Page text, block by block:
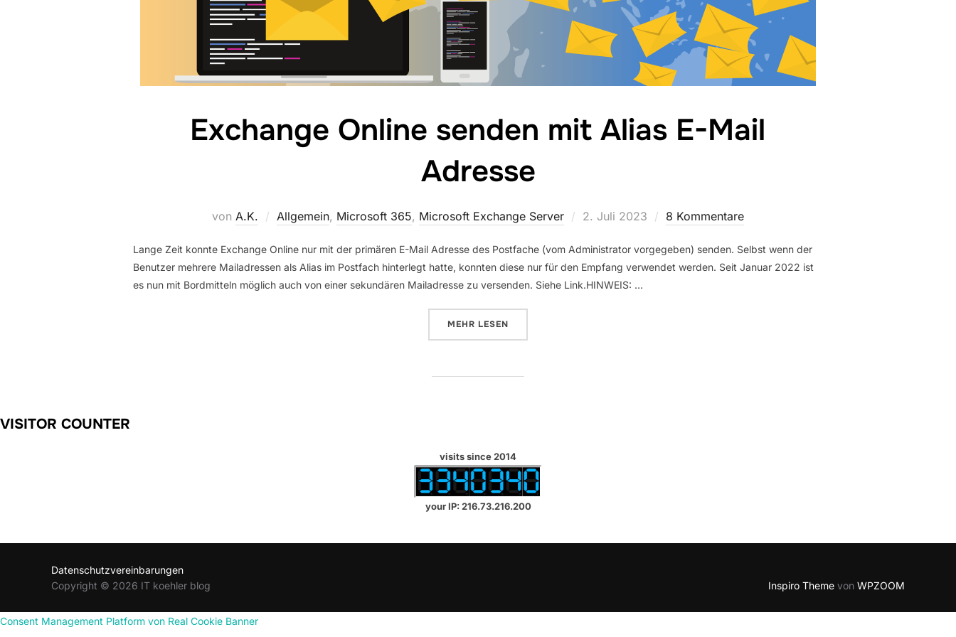
Exchange Online senden mit Alias E-Mail
Adresse
von A.K. Allgemein, Microsoft 365, Microsoft Exchange Server
Veröffentlicht
2. Juli 2023 8 Kommentare
Lange Zeit konnte Exchange Online nur mit der primären E-Mail Adresse des Postfache (vom Administrator vorgegeben) senden. Selbst wenn der
Benutzer mehrere Mailadressen als Alias im Postfach hinterlegt hatte, konnten diese nur für den Empfang verwendet werden. Seit Januar 2022 ist
es nun mit Bordmitteln möglich auch von einer sekundären Mailadresse zu versenden. Siehe Link.HINWEIS: …
MEHR ÜBER „EXCHANGE ONLINE SENDEN MIT ALIAS E-MAIL ADRESSE“
LESEN
VISITOR COUNTER
visits since 2014
your IP: 216.73.216.200
Datenschutzvereinbarungen
Copyright © 2026 IT koehler blog
Inspiro Theme von WPZOOM
Consent Management Platform von Real Cookie Banner